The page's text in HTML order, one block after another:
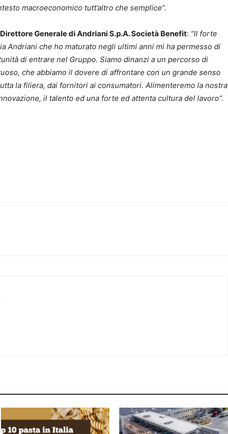
macroeconomico tutt’altro che semplice”.
Direttore Generale di Andriani S.p.A. Società Benefit: “Il forte
Andriani che ho maturato negli ultimi anni mi ha permesso di
di entrare nel Gruppo. Siamo dinanzi a un percorso di
che abbiamo il dovere di affrontare con un grande senso
la filiera, dai fornitori ai consumatori. Alimenteremo la nostra
il talento ed una forte ed attenta cultura del lavoro”.